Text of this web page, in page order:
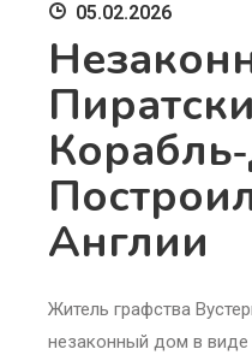
05.02.2026
Англии
Житель графства
незаконный дом в виде